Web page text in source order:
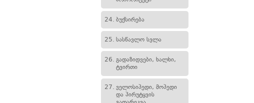
24. ბუქსირება
25. სასწავლო სვლა
26. გადაზიდვები, ხალხი,
ტვირთი
27. ველოსიპედი, მოპედი
და პირუტყვის